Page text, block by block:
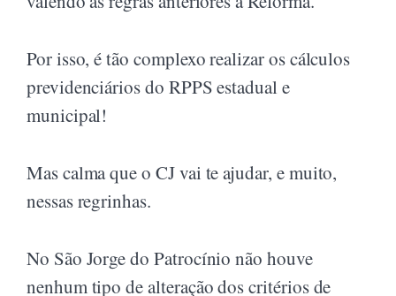
Por isso, é tão complexo realizar os cálculos
previdenciários do RPPS estadual e
municipal!
Mas calma que o CJ vai te ajudar, e muito,
nessas regrinhas.
No São Jorge do Patrocínio não houve
nenhum tipo de alteração dos critérios de